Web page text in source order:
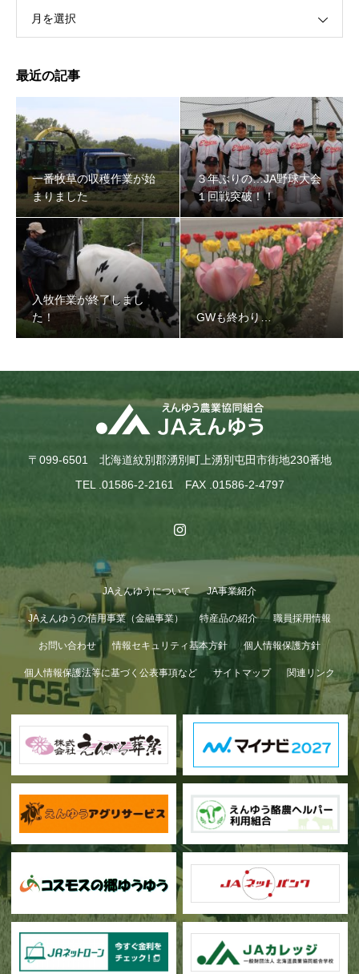
月を選択
最近の記事
一番牧草の収穫作業が始
まりました
３年ぶりの…JA野球大会
１回戦突破！！
入牧作業が終了しまし
た！
GWも終わり…
〒099-6501 北海道紋別郡湧別町上湧別屯田市街地230番地
TEL .01586-2-2161 FAX .01586-2-4797
JAえんゆうについて JA事業紹介
JAえんゆうの信用事業（金融事業） 特産品の紹介 職員採用情報
お問い合わせ 情報セキュリティ基本方針 個人情報保護方針
個人情報保護法等に基づく公表事項など サイトマップ 関連リンク